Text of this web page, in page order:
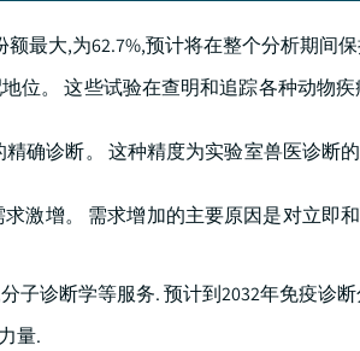
最大,为62.7%,预计将在整个分析期间保
位。 这些试验在查明和追踪各种动物
确诊断。 这种精度为实验室兽医诊断
激增。 需求增加的主要原因是对立即
诊断学等服务. 预计到2032年免疫诊断
量.